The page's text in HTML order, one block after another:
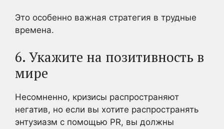
Это особенно важная стратегия в трудные
времена.
6. Укажите на позитивность в
мире
Несомненно, кризисы распространяют
негатив, но если вы хотите распространять
энтузиазм с помощью PR, вы должны